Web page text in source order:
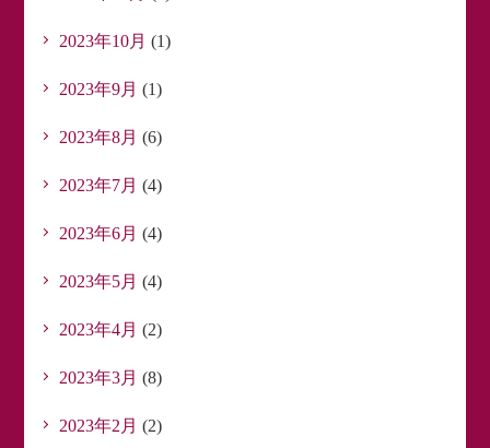
2023年10月 (1)
2023年9月 (1)
2023年8月 (6)
2023年7月 (4)
2023年6月 (4)
2023年5月 (4)
2023年4月 (2)
2023年3月 (8)
2023年2月 (2)